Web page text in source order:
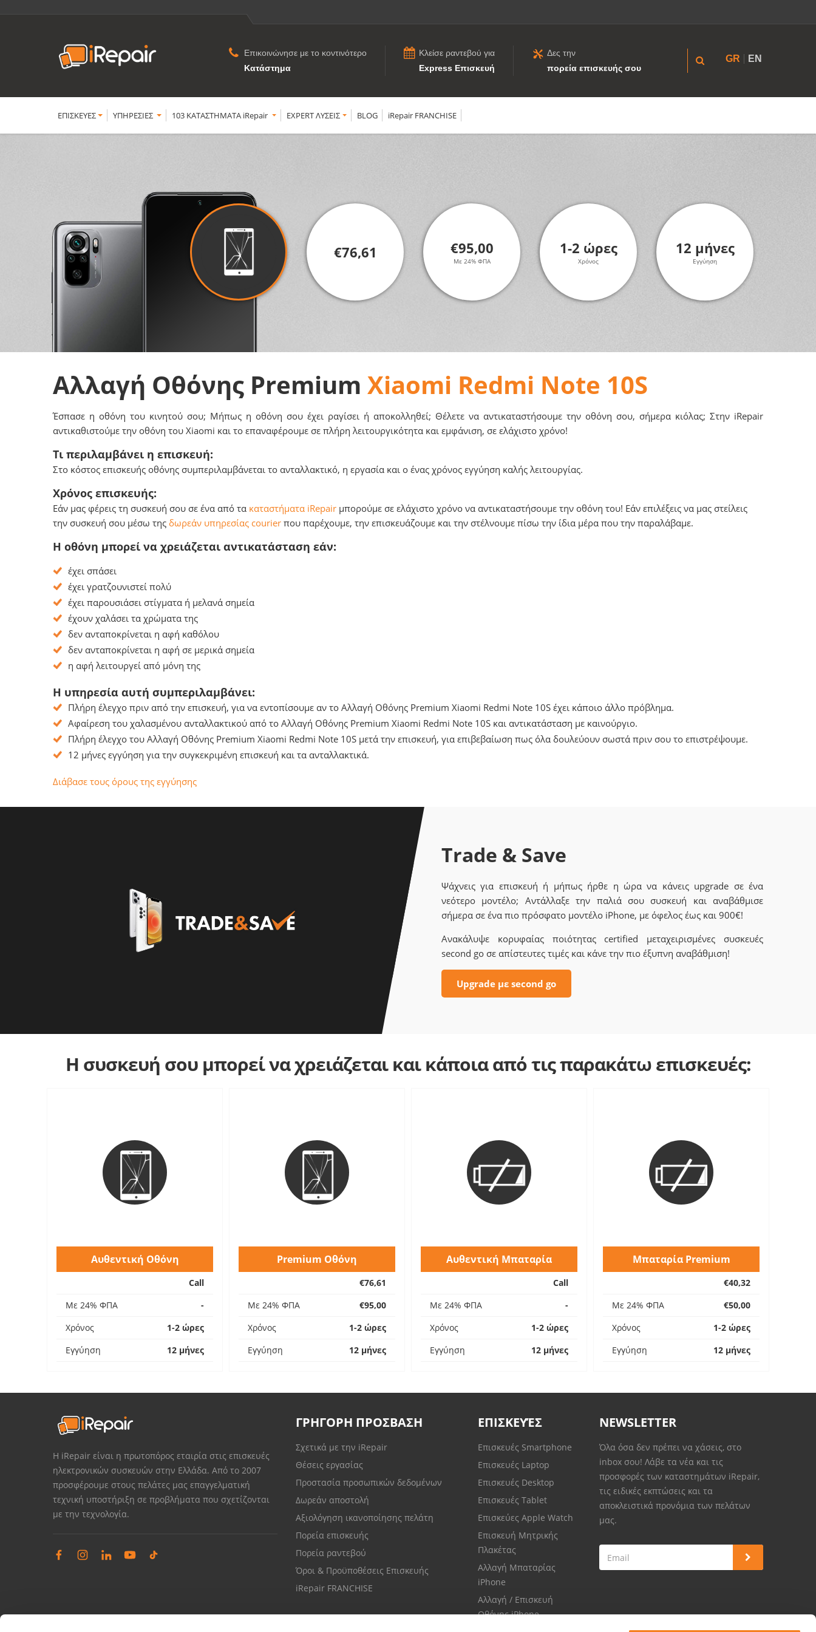
Επικοινώνησε με το κοντινότερο
Κατάστημα
Κλείσε ραντεβού για
Express Επισκευή
Δες την
πορεία επισκευής σου
GR EN
ΕΠΙΣΚΕΥΕΣ YΠΗΡΕΣΙΕΣ 103 ΚΑΤΑΣΤΗΜΑΤΑ iRepair EXPERT ΛΥΣΕΙΣ BLOG iRepair FRANCHISE
€76,61 €95,00
Με 24% ΦΠΑ
1-2 ώρες
Χρόνος
12 μήνες
Εγγύηση
Αλλαγή Οθόνης Premium Xiaomi Redmi Note 10S
Έσπασε η οθόνη του κινητού σου; Μήπως η οθόνη σου έχει ραγίσει ή αποκολληθεί; Θέλετε να αντικαταστήσουμε την οθόνη σου, σήμερα κιόλας; Στην iRepair
αντικαθιστούμε την οθόνη του Xiaomi και το επαναφέρουμε σε πλήρη λειτουργικότητα και εμφάνιση, σε ελάχιστο χρόνο!
Τι περιλαμβάνει η επισκευή:
Στο κόστος επισκευής οθόνης συμπεριλαμβάνεται το ανταλλακτικό, η εργασία και o ένας χρόνος εγγύηση καλής λειτουργίας.
Χρόνος επισκευής:
Εάν μας φέρεις τη συσκευή σου σε ένα από τα καταστήματα iRepair μπορούμε σε ελάχιστο χρόνο να αντικαταστήσουμε την οθόνη του! Εάν επιλέξεις να μας στείλεις
την συσκευή σου μέσω της δωρεάν υπηρεσίας courier που παρέχουμε, την επισκευάζουμε και την στέλνουμε πίσω την ίδια μέρα που την παραλάβαμε.
Η οθόνη μπορεί να χρειάζεται αντικατάσταση εάν:
έχει σπάσει
έχει γρατζουνιστεί πολύ
έχει παρουσιάσει στίγματα ή μελανά σημεία
έχουν χαλάσει τα χρώματα της
δεν ανταποκρίνεται η αφή καθόλου
δεν ανταποκρίνεται η αφή σε μερικά σημεία
η αφή λειτουργεί από μόνη της
Η υπηρεσία αυτή συμπεριλαμβάνει:
Πλήρη έλεγχο πριν από την επισκευή, για να εντοπίσουμε αν το Αλλαγή Οθόνης Premium Xiaomi Redmi Note 10S έχει κάποιο άλλο πρόβλημα.
Αφαίρεση του χαλασμένου ανταλλακτικού από το Αλλαγή Οθόνης Premium Xiaomi Redmi Note 10S και αντικατάσταση με καινούργιο.
Πλήρη έλεγχο του Αλλαγή Οθόνης Premium Xiaomi Redmi Note 10S μετά την επισκευή, για επιβεβαίωση πως όλα δουλεύουν σωστά πριν σου το επιστρέψουμε.
12 μήνες εγγύηση για την συγκεκριμένη επισκευή και τα ανταλλακτικά.
Διάβασε τους όρους της εγγύησης
Trade & Save
Ψάχνεις για επισκευή ή μήπως ήρθε η ώρα να κάνεις upgrade σε ένα
νεότερο μοντέλο; Αντάλλαξε την παλιά σου συσκευή και αναβάθμισε
σήμερα σε ένα πιο πρόσφατο μοντέλο iPhone, με όφελος έως και 900€!
Ανακάλυψε κορυφαίας ποιότητας certified μεταχειρισμένες συσκευές
second go σε απίστευτες τιμές και κάνε την πιο έξυπνη αναβάθμιση!
Upgrade με second go
Η συσκευή σου μπορεί να χρειάζεται και κάποια από τις παρακάτω επισκευές:
Αυθεντική Οθόνη
Call
Με 24% ΦΠΑ
-
Χρόνος
1-2 ώρες
Εγγύηση
12 μήνες
Premium Οθόνη
€76,61
Με 24% ΦΠΑ
€95,00
Χρόνος
1-2 ώρες
Εγγύηση
12 μήνες
Αυθεντική Μπαταρία
Call
Με 24% ΦΠΑ
-
Χρόνος
1-2 ώρες
Εγγύηση
12 μήνες
Μπαταρία Premium
€40,32
Με 24% ΦΠΑ
€50,00
Χρόνος
1-2 ώρες
Εγγύηση
12 μήνες
Η iRepair είναι η πρωτοπόρος εταιρία στις επισκευές
ηλεκτρονικών συσκευών στην Ελλάδα. Από το 2007
προσφέρουμε στους πελάτες μας επαγγελματική
τεχνική υποστήριξη σε προβλήματα που σχετίζονται
με την τεχνολογία.
ΓΡΗΓΟΡΗ ΠΡΟΣΒΑΣΗ
Σχετικά με την iRepair
Θέσεις εργασίας
Προστασία προσωπικών δεδομένων
Δωρεάν αποστολή
Αξιολόγηση ικανοποίησης πελάτη
Πορεία επισκευής
Πορεία ραντεβού
Όροι & Προϋποθέσεις Επισκευής
iRepair FRANCHISE
ΕΠΙΣΚΕΥΈΣ
Επισκευές Smartphone
Επισκευές Laptop
Επισκευές Desktop
Επισκευές Tablet
Επισκεύες Apple Watch
Επισκευή Μητρικής
Πλακέτας
Αλλαγή Μπαταρίας
iPhone
Αλλαγή / Επισκευή
Οθόνης iPhone
NEWSLETTER
Όλα όσα δεν πρέπει να χάσεις, στο
inbox σου! Λάβε τα νέα και τις
προσφορές των καταστημάτων iRepair,
τις ειδικές εκπτώσεις και τα
αποκλειστικά προνόμια των πελάτων
μας.